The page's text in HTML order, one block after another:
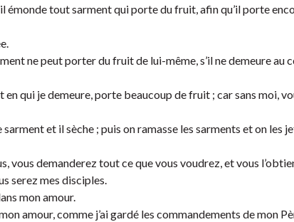
tout sarment qui porte du fruit, afin qu’il porte
ne peut porter du fruit de lui-même, s’il ne demeure au
en qui je demeure, porte beaucoup de fruit ; car sans moi,
et il sèche ; puis on ramasse les sarments et on les
vous demanderez tout ce que vous voudrez, et vous
serez mes disciples.
mon amour.
amour, comme j’ai gardé les commandements de mon